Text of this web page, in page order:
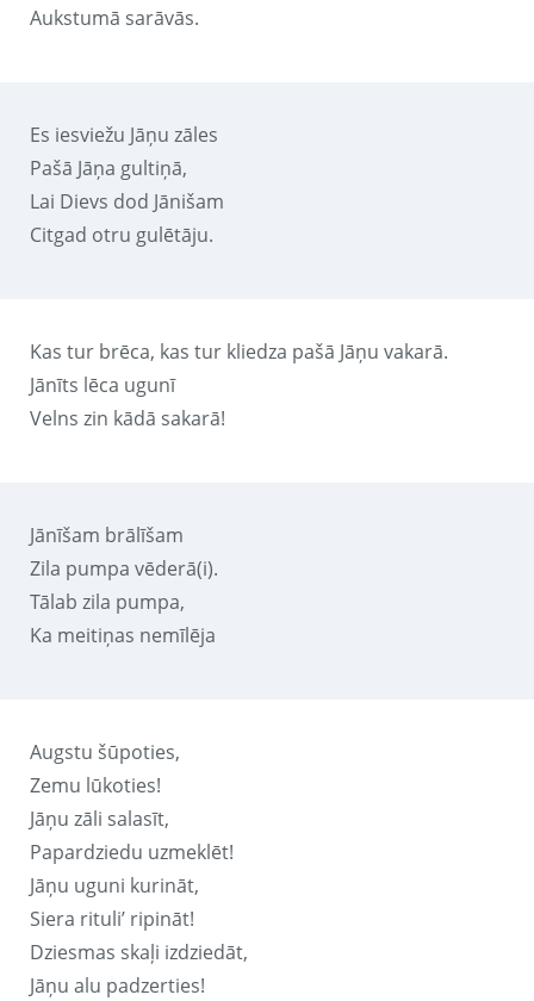
Aukstumā sarāvās.
Es iesviežu Jāņu zāles
Pašā Jāņa gultiņā,
Lai Dievs dod Jānišam
Citgad otru gulētāju.
Kas tur brēca, kas tur kliedza pašā Jāņu vakarā.
Jānīts lēca ugunī
Velns zin kādā sakarā!
Jānīšam brālīšam
Zila pumpa vēderā(i).
Tālab zila pumpa,
Ka meitiņas nemīlēja
Augstu šūpoties,
Zemu lūkoties!
Jāņu zāli salasīt,
Papardziedu uzmeklēt!
Jāņu uguni kurināt,
Siera rituli’ ripināt!
Dziesmas skaļi izdziedāt,
Jāņu alu padzerties!